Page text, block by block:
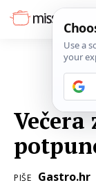
PIŠE Gastro.hr